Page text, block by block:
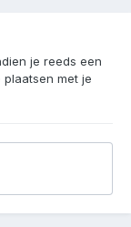
je reeds een
met je